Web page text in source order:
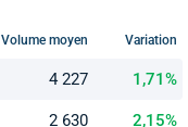
Volume moyen Variation
4 227 1,71%
2 630 2,15%